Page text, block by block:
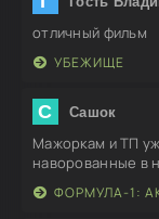
отличный фильм
УБЕЖИЩЕ
С Сашок
Мажоркам и ТП
наворованные в
ФОРМУЛА-1: